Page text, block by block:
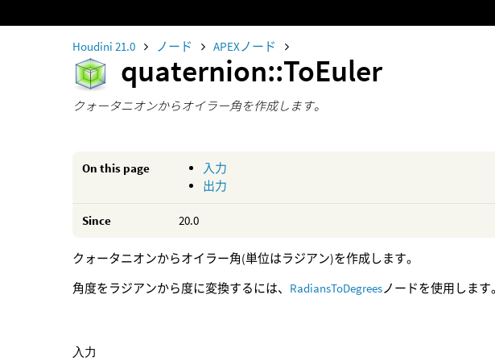
Houdini 21.0 ノード APEXノード
quaternion::ToEuler
クォータニオンからオイラー角を作成します。
On this page
入力
出力
Since 20.0
クォータニオンからオイラー角(単位はラジアン)を作成します。
角度をラジアンから度に変換するには、 RadiansToDegreesノードを使用します
入力